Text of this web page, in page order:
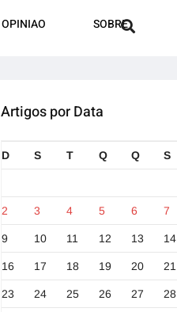
OPINIAO SOBRE
Artigos por Data
D S T Q Q S
2 3 4 5 6 7
9 10 11 12 13 14
16 17 18 19 20 21
23 24 25 26 27 28